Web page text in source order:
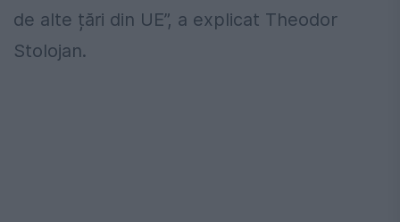
de alte țări din UE”, a explicat Theodor
Stolojan.